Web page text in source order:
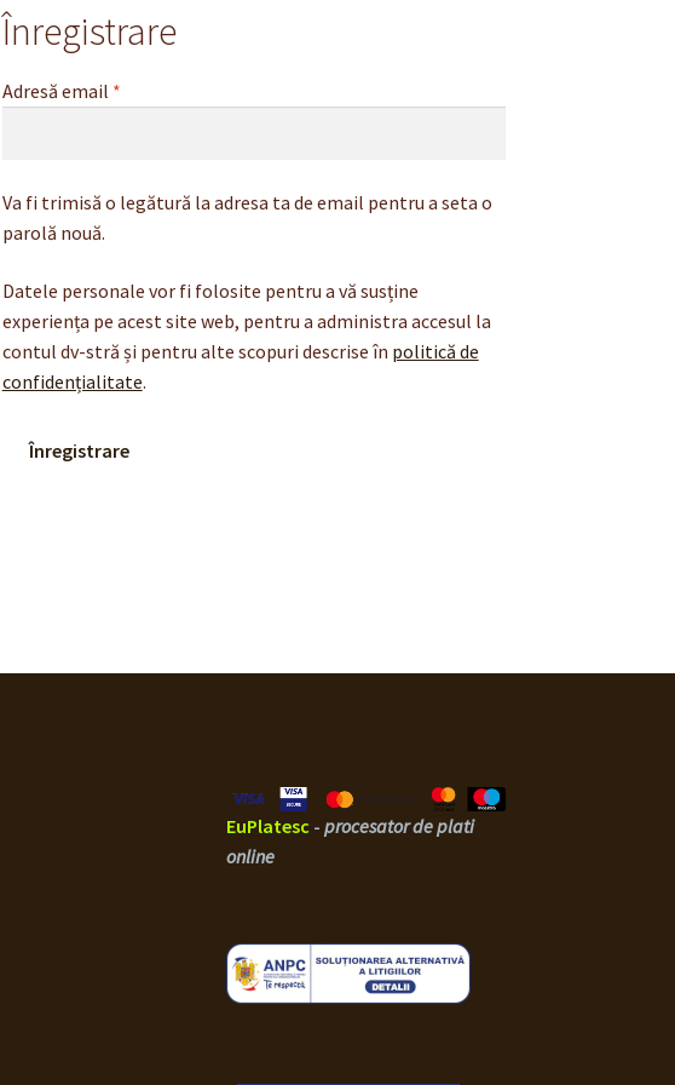
Înregistrare
Adresă email *Obligatoriu
Va fi trimisă o legătură la adresa ta de email pentru a seta o
parolă nouă.
Datele personale vor fi folosite pentru a vă susține
experiența pe acest site web, pentru a administra accesul la
contul dv-stră și pentru alte scopuri descrise în politică de
confidențialitate.
Înregistrare
EuPlatesc - procesator de plati
online